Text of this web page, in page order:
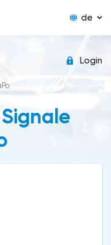
de
Login